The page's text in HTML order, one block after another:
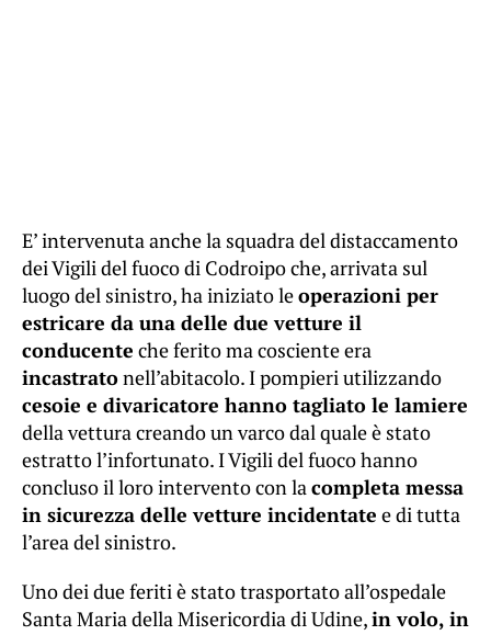
E’ intervenuta anche la squadra del distaccamento
dei Vigili del fuoco di Codroipo che, arrivata sul
luogo del sinistro, ha iniziato leoperazioni per
estricare da una delle due vetture il
conducente che ferito ma cosciente era
incastratonell’abitacolo. I pompieri utilizzando
cesoie e divaricatore hanno tagliato le lamiere
della vettura creando un varco dal quale è stato
estratto l’infortunato. I Vigili del fuoco hanno
concluso il loro intervento con lacompleta messa
in sicurezza delle vetture incidentate e di tutta
l’area del sinistro.
Uno dei due feriti è stato trasportato all’ospedale
Santa Maria della Misericordia di Udine,in volo, in